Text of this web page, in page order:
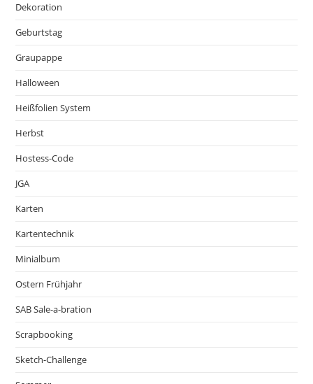
Dekoration
Geburtstag
Graupappe
Halloween
Heißfolien System
Herbst
Hostess-Code
JGA
Karten
Kartentechnik
Minialbum
Ostern Frühjahr
SAB Sale-a-bration
Scrapbooking
Sketch-Challenge